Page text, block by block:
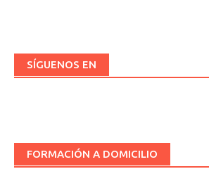
SÍGUENOS EN
FORMACIÓN A DOMICILIO